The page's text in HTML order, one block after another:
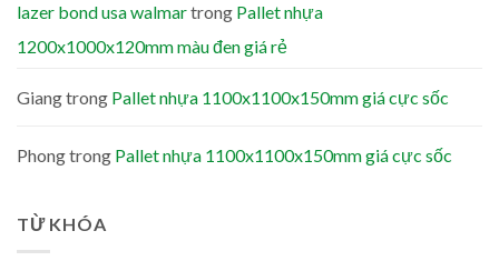
lazer bond usa walmartrong Pallet nhựa
1200x1000x120mm màu đen giá rẻ
Giangtrong Pallet nhựa 1100x1100x150mm giá cực sốc
Phongtrong Pallet nhựa 1100x1100x150mm giá cực sốc
TỪ KHÓA